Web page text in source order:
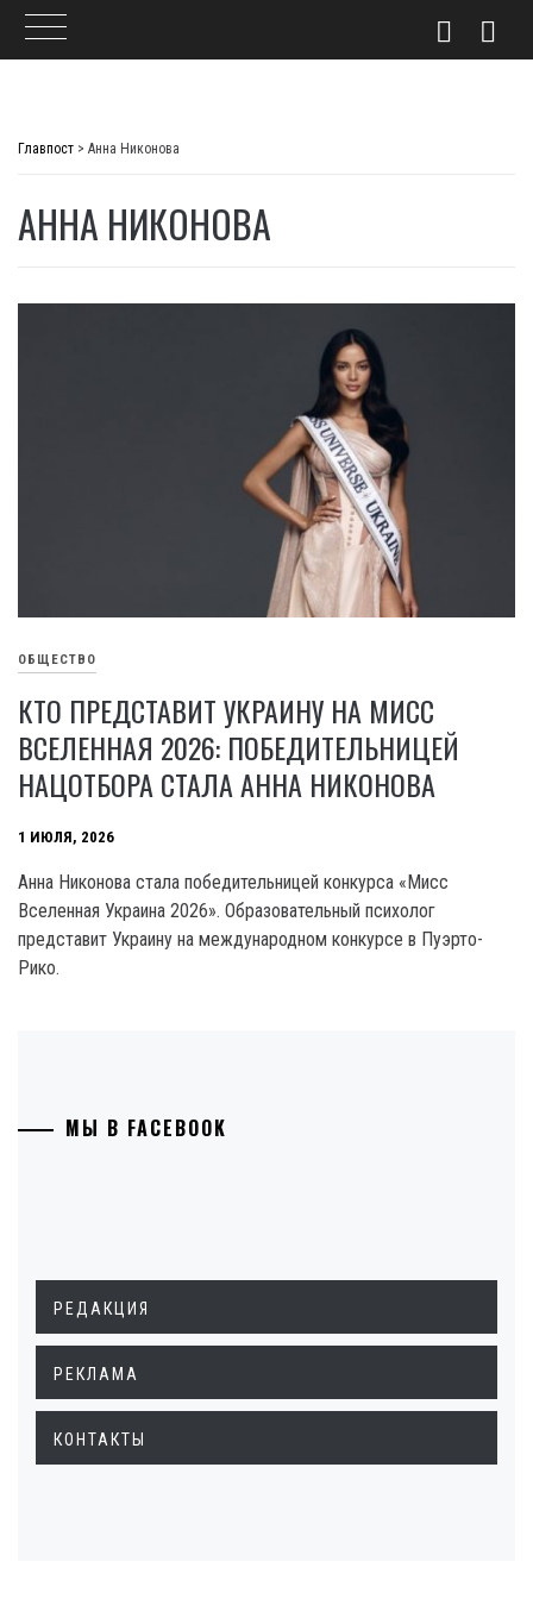
Главпост > Анна Никонова
АННА НИКОНОВА
ОБЩЕСТВО
КТО ПРЕДСТАВИТ УКРАИНУ НА МИСС
ВСЕЛЕННАЯ 2026: ПОБЕДИТЕЛЬНИЦЕЙ
НАЦОТБОРА СТАЛА АННА НИКОНОВА
1 ИЮЛЯ, 2026
Анна Никонова стала победительницей конкурса «Мисс
Вселенная Украина 2026». Образовательный психолог
представит Украину на международном конкурсе в Пуэрто-
Рико.
МЫ В FACEBOOK
РЕДАКЦИЯ
РЕКЛАМА
КОНТАКТЫ